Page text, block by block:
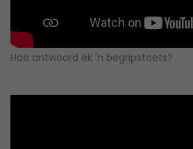
Hoe antwoord ek 'n begripstoets?